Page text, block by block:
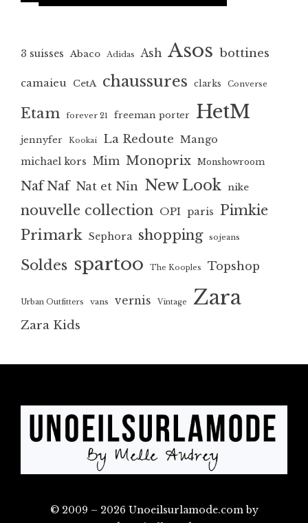
3 suisses Abaco Adidas Ash Asos bottines
camaieu CetA chaussures clarks Converse
Etam forever 21 freeman porter HetM
jennyfer Kookai La Redoute Mango
michael kors Mim Monoprix Monshowroom
Naf Naf Nat et Nin New Look nike
nouvelle collection OPI paris Pimkie
Primark Sephora shopping sojeans
Soldes spartoo The Kooples Topshop
Urban Outfitters vans vernis Vintage Zara
Zara Kids
© 2009 – 2026 Unoeilsurlamode.com by